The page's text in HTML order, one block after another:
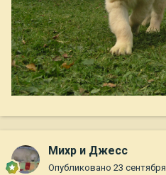
Михр и Джесс
Опубликовано 23